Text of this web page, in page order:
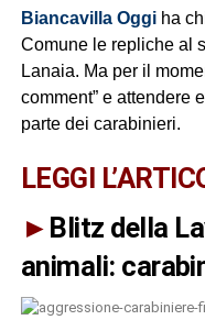
Biancavilla Oggiha
Comune le repliche al
Lanaia. Ma per il
comment” e attendere
parte dei carabinieri.
LEGGI
► Blitz della
animali: